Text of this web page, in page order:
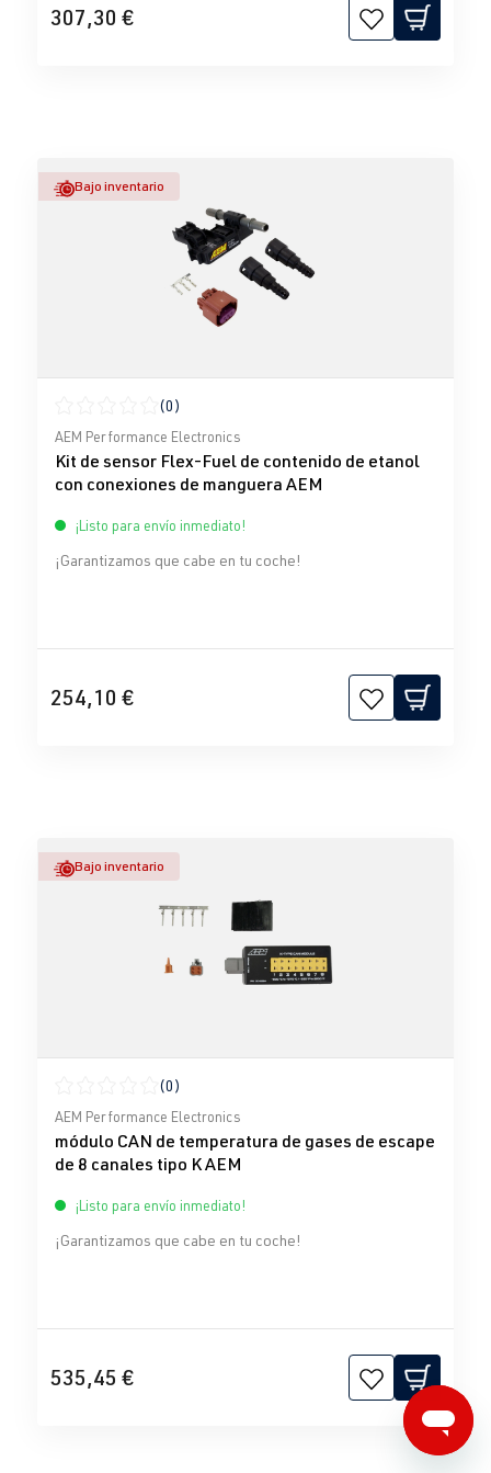
307,30 €
Bajo inventario
Calificación promedio de 0 de 5 estrellas
(0)
AEM Performance Electronics
Kit de sensor Flex-Fuel de contenido de etanol
con conexiones de manguera AEM
¡Listo para envío inmediato!
¡Garantizamos que cabe en tu coche!
254,10 €
Bajo inventario
Calificación promedio de 0 de 5 estrellas
(0)
AEM Performance Electronics
módulo CAN de temperatura de gases de escape
de 8 canales tipo K AEM
¡Listo para envío inmediato!
¡Garantizamos que cabe en tu coche!
535,45 €